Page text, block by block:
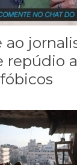
repúdio
— enquanto o